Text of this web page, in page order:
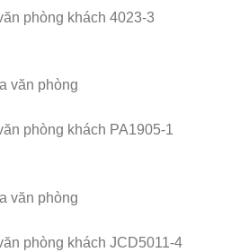
phòng khách 4023-3
phòng khách PA1905-1
phòng khách JCD5011-4